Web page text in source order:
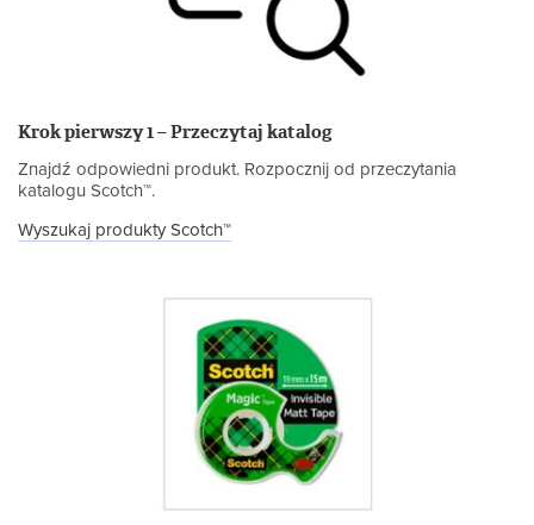
Krok pierwszy 1 – Przeczytaj katalog
Znajdź odpowiedni produkt. Rozpocznij od przeczytania
katalogu Scotch™.
Wyszukaj produkty Scotch™